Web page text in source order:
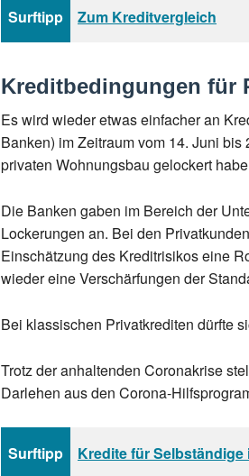
Surftipp Zum Kreditvergleich
Kreditbedingungen für
Es wird wieder etwas einfacher an
Banken) im Zeitraum vom 14. Juni
privaten Wohnungsbau gelockert
Die Banken gaben im Bereich der
Lockerungen an. Bei den
Einschätzung des Kreditrisikos eine
wieder eine Verschärfungen der
Bei klassischen Privatkrediten dürfte
Trotz der anhaltenden Coronakrise
Darlehen aus den Corona-
Surftipp Kredite für Selbständige